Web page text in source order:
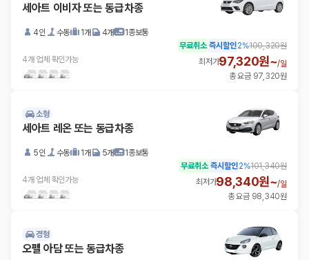
세아트 이비자 또는 동급차종
4인 수동 1개 4개 1종보통
4개 업체 확인가능
무료취소 즉시할인2%100,320원
최저가97,320원~/일
총 요금 97,320원
소형
세아트 레온 또는 동급차종
5인 수동 1개 5개 1종보통
4개 업체 확인가능
무료취소 즉시할인2%101,340원
최저가98,340원~/일
총 요금 98,340원
경형
오펠 아담 또는 동급차종